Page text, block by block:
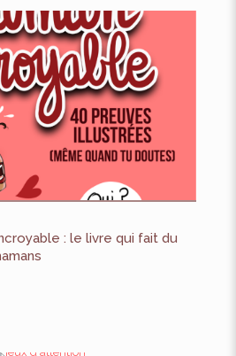
pour les mamans
: le livre qui fait du